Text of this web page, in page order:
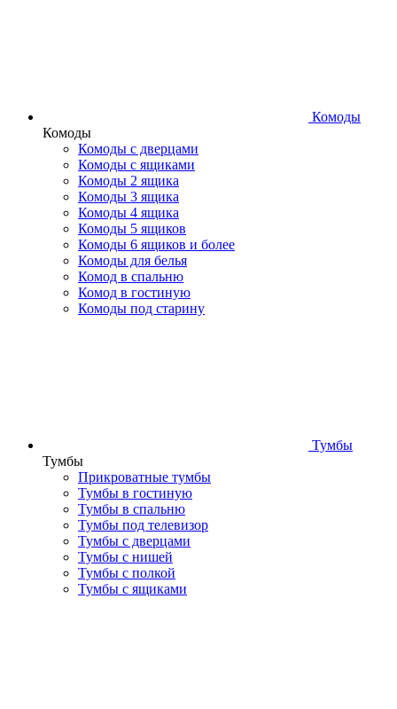
Комоды
Комоды
Комоды с дверцами
Комоды с ящиками
Комоды 2 ящика
Комоды 3 ящика
Комоды 4 ящика
Комоды 5 ящиков
Комоды 6 ящиков и более
Комоды для белья
Комод в спальню
Комод в гостиную
Комоды под старину
Тумбы
Тумбы
Прикроватные тумбы
Тумбы в гостиную
Тумбы в спальню
Тумбы под телевизор
Тумбы с дверцами
Тумбы с нишей
Тумбы с полкой
Тумбы с ящиками